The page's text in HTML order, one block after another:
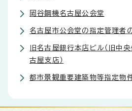
岡谷鋼機名古屋公会堂
名古屋市公会堂の指定管理者
旧名古屋銀行本店ビル（旧中
古屋支店）
都市景観重要建築物等指定物